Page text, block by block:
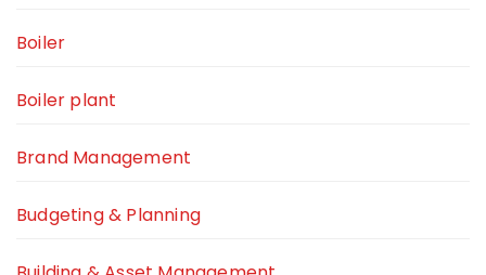
Boiler
Boiler plant
Brand Management
Budgeting & Planning